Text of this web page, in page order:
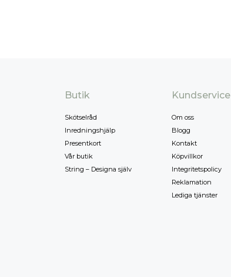
Butik
Skötselråd
Inredningshjälp
Presentkort
Vår butik
String – Designa själv
Kundservice
Om oss
Blogg
Kontakt
Köpvillkor
Integritetspolicy
Reklamation
Lediga tjänster